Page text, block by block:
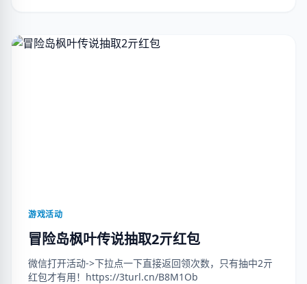
游戏活动
冒险岛枫叶传说抽取2亓红包
微信打开活动->下拉点一下直接返回领次数，只有抽中2亓
红包才有用！https://3turl.cn/B8M1Ob